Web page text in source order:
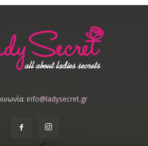
info@ladysecret.gr